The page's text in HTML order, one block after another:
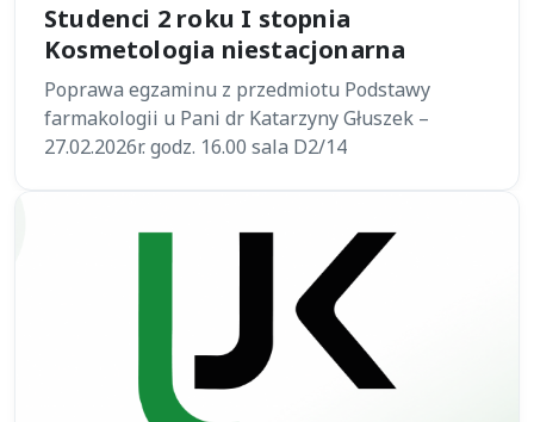
Studenci 2 roku I stopnia
Kosmetologia niestacjonarna
Poprawa egzaminu z przedmiotu Podstawy
farmakologii u Pani dr Katarzyny Głuszek –
27.02.2026r. godz. 16.00 sala D2/14